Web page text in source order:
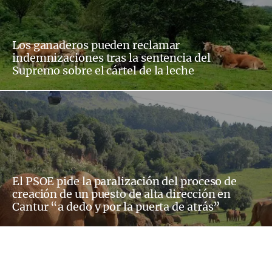
Los ganaderos pueden reclamar
indemnizaciones tras la sentencia del
Supremo sobre el cártel de la leche
El PSOE pide la paralización del proceso de
creación de un puesto de alta dirección en
Cantur “a dedo y por la puerta de atrás”